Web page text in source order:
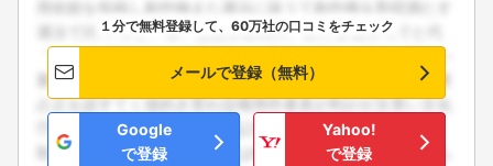
１分で無料登録して、60万社の口コミをチェック
メールで登録（無料）
Google
で登録
Yahoo!
で登録